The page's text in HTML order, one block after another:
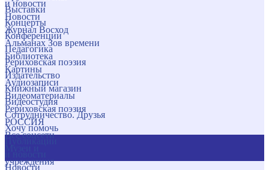
и новости
Новости
Журнал Восход
Альманах Зов времени
Библиотека
Картины
Аудиозаписи
Видеоматериалы
Рериховская поэзия
РОССИЯ
Все соцсети
учреждения
Выставки
Концерты
Конференции
Педагогика
Рериховская поэзия
Издательство
Книжный магазин
Видеостудия
Сотрудничество. Друзья
Хочу помочь
Новости